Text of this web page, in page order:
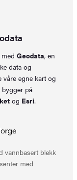
medGeodata, en
data og
våre egne kart og
bygger på
og Esri.
vannbasert blekk
med